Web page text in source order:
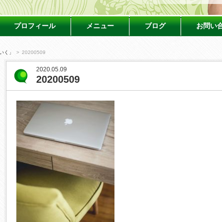
プロフィール メニュー ブログ お問い
く」 > 20200509
2020.05.09
20200509